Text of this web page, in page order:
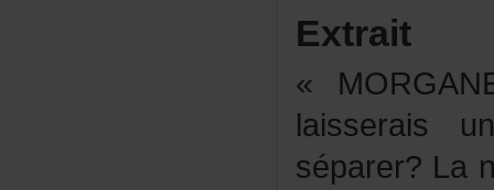
Extrait